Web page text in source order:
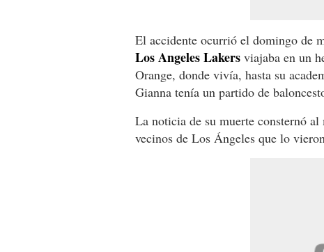
El accidente ocurrió el domingo de
Los Angeles Lakers viajaba en un
Orange, donde vivía, hasta su
Gianna tenía un partido de
La noticia de su muerte consternó
vecinos de Los Ángeles que lo